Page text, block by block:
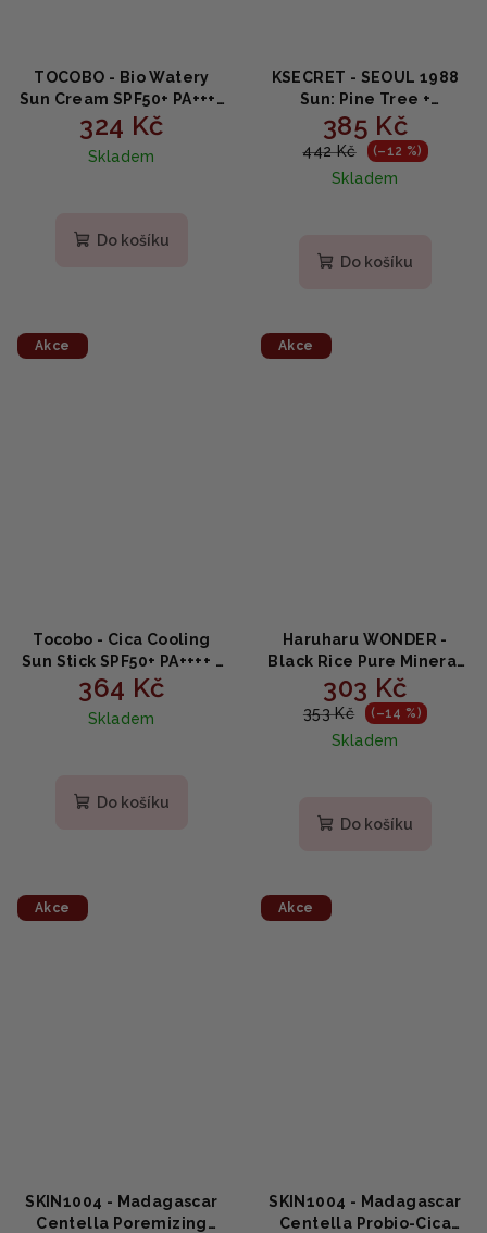
TOCOBO - Bio Watery
Sun Cream SPF50+ PA++++
50ml
324 Kč
Skladem
Do košíku
KSECRET - SEOUL 1988
Sun: Pine Tree +
Ceramide SPF50+ PA++++ -
Ceramidový SPF krém s
extraktem z borovice
50ml
385 Kč
442 Kč (–12 %)
Skladem
Do košíku
Akce
Tocobo - Cica Cooling
Sun Stick SPF50+ PA++++ -
Chladivý opalovací krém
s SPF 50+ 19g
364 Kč
Skladem
Do košíku
Akce
Haruharu WONDER -
Black Rice Pure Mineral
Relief Daily Sunscreen -
Opalovací krém s SPF 50+
z černé rýže 50ml
303 Kč
353 Kč (–14 %)
Skladem
Do košíku
Akce
SKIN1004 - Madagascar
Centella Poremizing
Akce
SKIN1004 - Madagascar
Centella Probio-Cica